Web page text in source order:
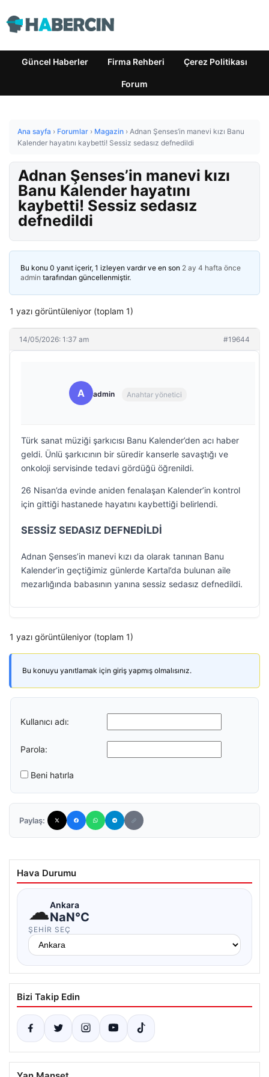
Güncel Haberler Firma Rehberi Çerez Politikası
Forum
Ana sayfa › Forumlar › Magazin › Adnan Şenses’in manevi kızı Banu
Kalender hayatını kaybetti! Sessiz sedasız defnedildi
Adnan Şenses’in manevi kızı
Banu Kalender hayatını
kaybetti! Sessiz sedasız
defnedildi
Bu konu 0 yanıt içerir, 1 izleyen vardır ve en son 2 ay 4 hafta önce
admin tarafından güncellenmiştir.
1 yazı görüntüleniyor (toplam 1)
14/05/2026: 1:37 am #19644
A admin Anahtar yönetici
Türk sanat müziği şarkıcısı Banu Kalender’den acı haber
geldi. Ünlü şarkıcının bir süredir kanserle savaştığı ve
onkoloji servisinde tedavi gördüğü öğrenildi.
26 Nisan’da evinde aniden fenalaşan Kalender’in kontrol
için gittiği hastanede hayatını kaybettiği belirlendi.
SESSİZ SEDASIZ DEFNEDİLDİ
Adnan Şenses’in manevi kızı da olarak tanınan Banu
Kalender’in geçtiğimiz günlerde Kartal’da bulunan aile
mezarlığında babasının yanına sessiz sedasız defnedildi.
1 yazı görüntüleniyor (toplam 1)
Bu konuyu yanıtlamak için giriş yapmış olmalısınız.
Kullanıcı adı:
Parola:
Beni hatırla
Paylaş:
Hava Durumu
☁Ankara
NaN°C
ŞEHIR SEÇ
Bizi Takip Edin